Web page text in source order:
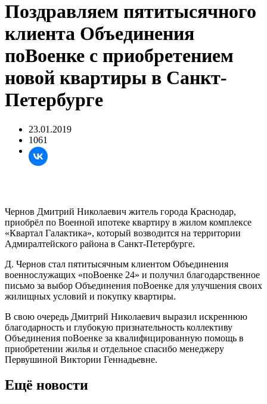
Поздравляем пятитысячного
клиента Объединения
поВоенке с приобретением
новой квартиры в Санкт-
Петербурге
23.01.2019
1061
Чернов Дмитрий Николаевич житель города Краснодар,
приобрёл по Военной ипотеке квартиру в жилом комплексе
«Квартал Галактика», который возводится на территории
Адмиралтейского района в Санкт-Петербурге.
Д. Чернов стал пятитысячным клиентом Объединения
военнослужащих «поВоенке 24» и получил благодарственное
письмо за выбор Объединения поВоенке для улучшения своих
жилищных условий и покупку квартиры.
В свою очередь Дмитрий Николаевич выразил искреннюю
благодарность и глубокую признательность коллективу
Объединения поВоенке за квалифицированную помощь в
приобретении жилья и отдельное спасибо менеджеру
Первушиной Виктории Геннадьевне.
Ещё новости